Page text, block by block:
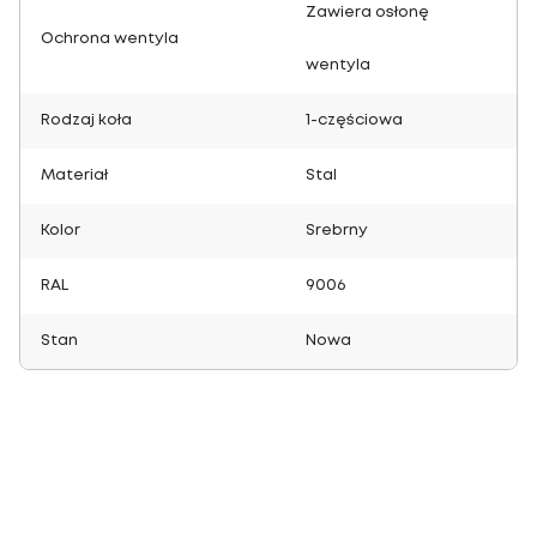
Ochrona wentyla
Zawiera osłonę
wentyla
Rodzaj koła 1-częściowa
Materiał Stal
Kolor Srebrny
RAL 9006
Stan Nowa